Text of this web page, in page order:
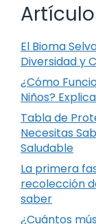
El Bioma
Diversidad y
¿Cómo
Niños?
Tabla de
Necesitas
Saludable
La primera
recolección
saber
¿Cuántos